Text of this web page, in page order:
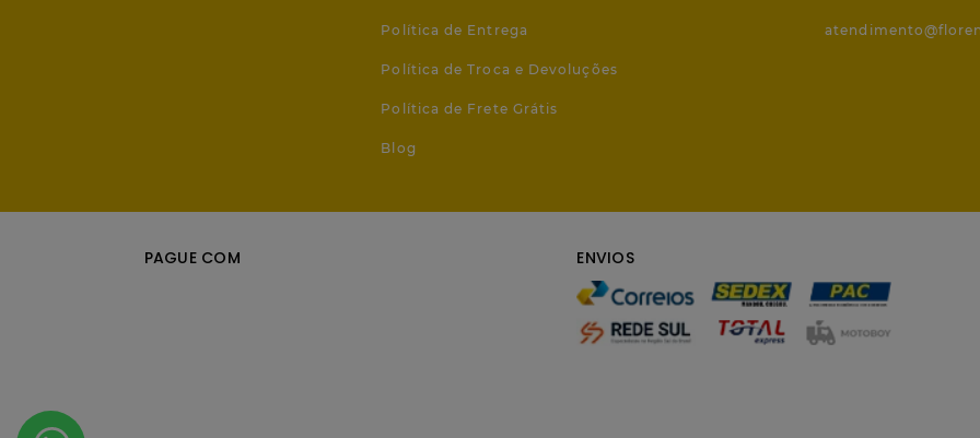
Política de Entrega
Política de Troca e Devoluções
Política de Frete Grátis
Blog
PAGUE COM ENVIOS